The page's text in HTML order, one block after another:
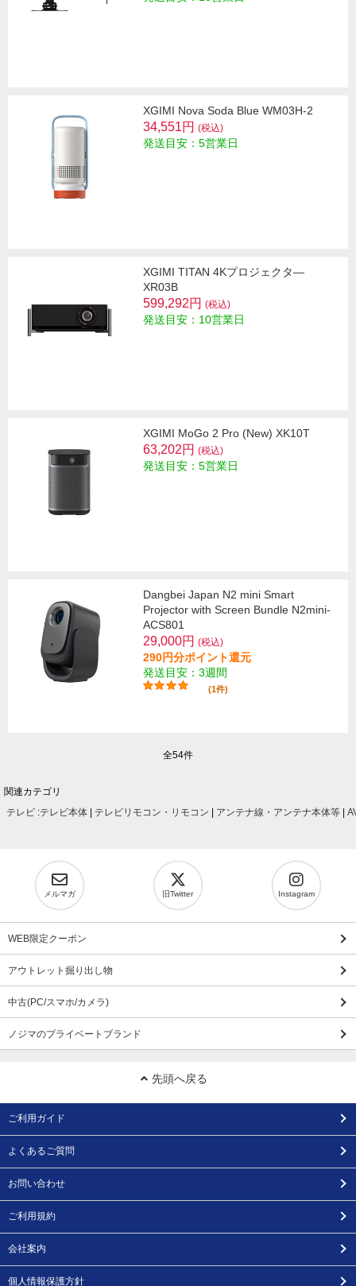
XGIMI Nova Soda Blue WM03H-2
34,551円 (税込)
発送目安：5営業日
XGIMI TITAN 4Kプロジェクタ―
XR03B
599,292円 (税込)
発送目安：10営業日
XGIMI MoGo 2 Pro (New) XK10T
63,202円 (税込)
発送目安：5営業日
Dangbei Japan N2 mini Smart
Projector with Screen Bundle N2mini-
ACS801
29,000円 (税込)
290円分ポイント還元
発送目安：3週間
(1件)
全54件
関連カテゴリ
テレビ :テレビ本体 テレビリモコン・リモコン アンテナ線・アンテナ本体等
メルマガ 旧Twitter Instagram
WEB限定クーポン
アウトレット掘り出し物
中古(PC/スマホ/カメラ)
ノジマのプライベートブランド
先頭へ戻る
ご利用ガイド
よくあるご質問
お問い合わせ
ご利用規約
会社案内
個人情報保護方針